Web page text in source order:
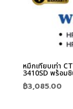
หมึกเทียบเท่า
3410SD พร้อม
฿3,085.00